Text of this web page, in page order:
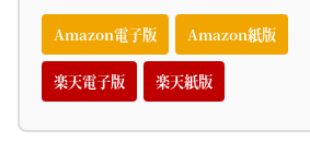
Amazon電子版 Amazon紙版
楽天電子版 楽天紙版